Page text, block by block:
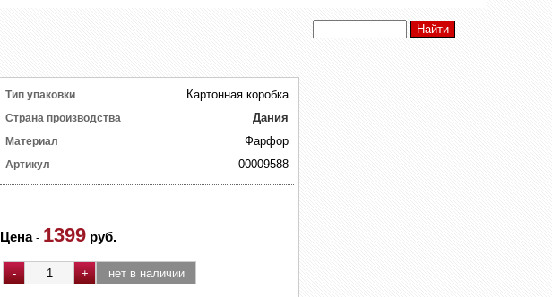
Тип упаковки Картонная коробка
Страна производства Дания
Материал Фарфор
Артикул 00009588
Цена- 1399 руб.